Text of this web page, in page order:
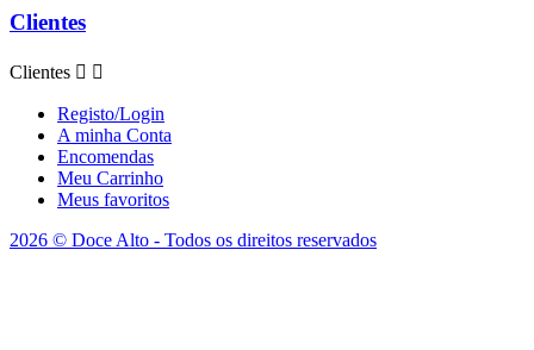
Clientes
Clientes  
Registo/Login
A minha Conta
Encomendas
Meu Carrinho
Meus favoritos
2026 © Doce Alto - Todos os direitos reservados